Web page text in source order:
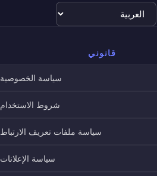
اختيار
اللغة
قانوني
سياسة الخصوصية
شروط الاستخدام
سياسة ملفات تعريف الارتباط
سياسة الإعلانات